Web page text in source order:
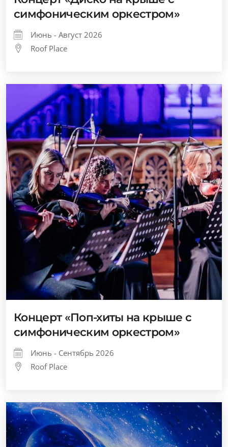
симфоническим оркестром»
Июнь - Август 2026
Roof Place
Концерт «Поп-хиты на крыше с
симфоническим оркестром»
Июнь - Сентябрь 2026
Roof Place